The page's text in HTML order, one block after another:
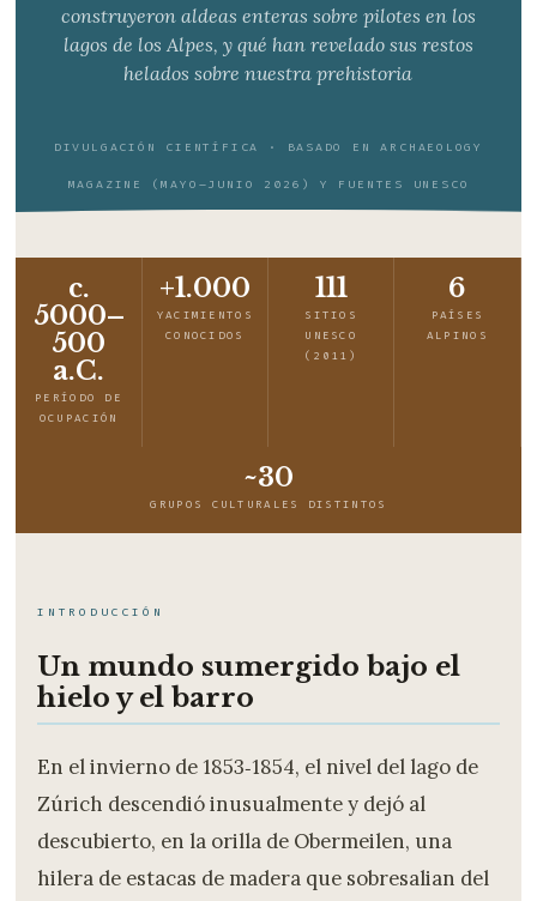
construyeron aldeas enteras sobre pilotes en los
lagos de los Alpes, y qué han revelado sus restos
helados sobre nuestra prehistoria
DIVULGACIÓN CIENTÍFICA · BASADO EN ARCHAEOLOGY
MAGAZINE (MAYO–JUNIO 2026) Y FUENTES UNESCO
c.
5000–
500
a.C.
PERÍODO DE
OCUPACIÓN
+1.000
YACIMIENTOS
CONOCIDOS
111
SITIOS
UNESCO
(2011)
6
PAÍSES
ALPINOS
~30
GRUPOS CULTURALES DISTINTOS
INTRODUCCIÓN
Un mundo sumergido bajo el
hielo y el barro
En el invierno de 1853‑1854, el nivel del lago de
Zúrich descendió inusualmente y dejó al
descubierto, en la orilla de Obermeilen, una
hilera de estacas de madera que sobresalian del